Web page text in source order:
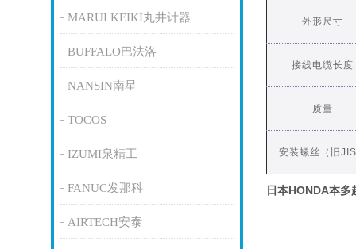
MARUI KEIKI丸井计器
BUFFALO巴法洛
NANSIN南星
TOCOS
IZUMI泉精工
FANUC发那科
AIRTECH安泰
外形尺寸
接线电缆长度
质量
安装螺丝（旧
日本HONDA本多